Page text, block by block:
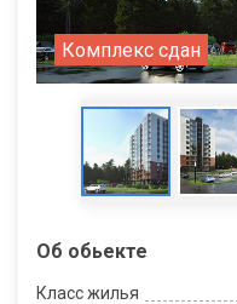
Комплекс сдан
Об обьекте
Класс жилья